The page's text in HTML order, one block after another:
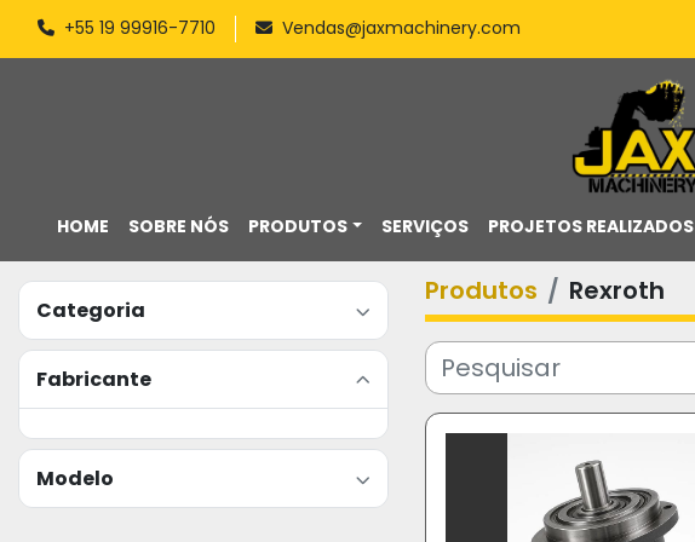
+55 19 99916-7710 Vendas@jaxmachinery.com
HOME PRODUTOS
SOBRE NÓS SERVIÇOS PROJETOS REALIZADOS
Categoria
Fabricante
Modelo
Produtos Rexroth